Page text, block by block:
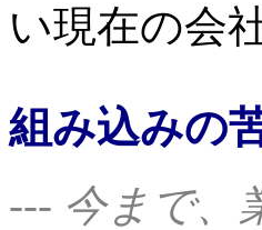
い現在の会
組み込みの
--- 今まで、